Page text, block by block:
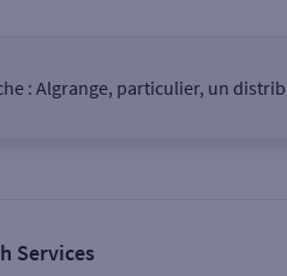
:Algrange, particulier, un
Services